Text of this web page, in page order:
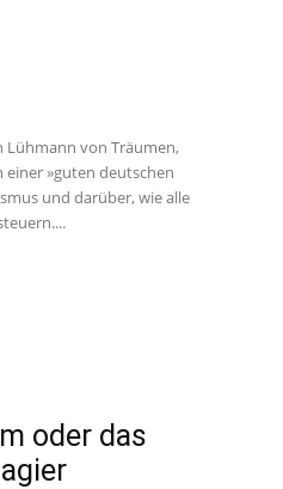
von Träumen,
einer »guten deutschen
und darüber, wie alle
oder das